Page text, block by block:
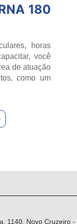
180
horas
você
de atuação
como um
1140, Novo Cruzeiro